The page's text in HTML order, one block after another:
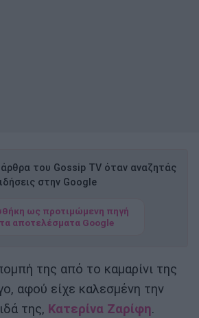
του Gossip TV όταν αναζητάς
στην Google
ως προτιμώμενη πηγή
αποτελέσματα Google
της από το καμαρίνι της
αφού είχε καλεσμένη την
της, Κατερίνα Ζαρίφη.